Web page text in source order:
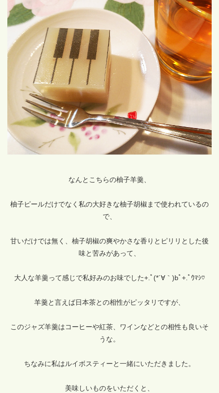
なんとこちらの柚子羊羹、
柚子ピールだけでなく私の大好きな柚子胡椒まで使われているの
で、
甘いだけでは無く、柚子胡椒の爽やかさな香りとピリリとした後
味と苦みがあって、
大人な羊羹って感じで私好みのお味でした+.ﾟ(*´∀｀)bﾟ+.ﾟｳﾏｼ♡
羊羹と言えば日本茶との相性がピッタリですが、
このジャズ羊羹はコーヒーや紅茶、ワインなどとの相性も良いそ
うな。
ちなみに私はルイボスティーと一緒にいただきました。
美味しいものをいただくと、